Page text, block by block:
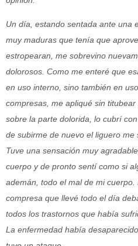
Un día, estando sentada ante una
muy maduras que tenía que
estropearan, me sobrevino
dolorosos. Como me enteré que
en uso interno, sino también en
compresas, me apliqué sin
sobre la parte dolorida, lo cubrí
de subirme de nuevo el liguero
Tuve una sensación muy
cuerpo y de pronto sentí como si
ademán, todo el mal de mi
compresa que llevé todo el día
todos los trastornos que había
La enfermedad había